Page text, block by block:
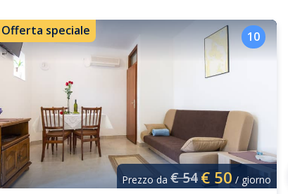
Offerta speciale 10
Prezzo da €54€ 50 / giorno